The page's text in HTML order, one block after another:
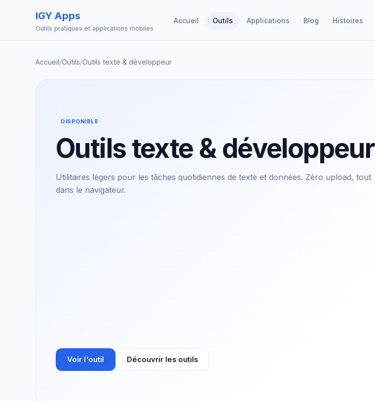
IGY Apps
Outils pratiques et applications mobiles
Accueil Outils Applications Blog Histoires
Accueil/Outils/Outils texte & développeur
DISPONIBLE
Outils texte & développeur
Utilitaires légers pour les tâches quotidiennes de texte et données. Zéro upload, tout
dans le navigateur.
Voir l'outil Découvrir les outils